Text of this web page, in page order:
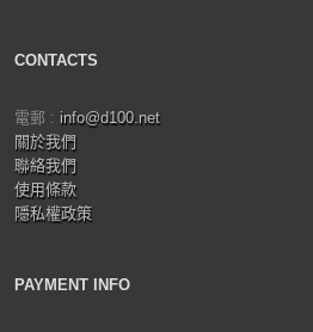
CONTACTS
電郵 : info@d100.net
關於我們
聯絡我們
使用條款
隱私權政策
PAYMENT INFO